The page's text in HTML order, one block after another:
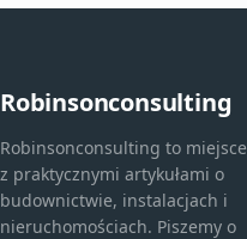
Robinsonconsulting
Robinsonconsulting to miejsce
z praktycznymi artykułami o
budownictwie, instalacjach i
nieruchomościach. Piszemy o